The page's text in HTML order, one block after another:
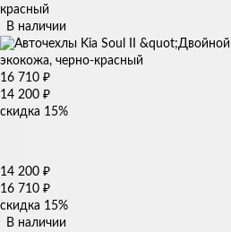
красный
В наличии
16 710 ₽
14 200 ₽
скидка 15%
14 200 ₽
16 710 ₽
скидка 15%
В наличии